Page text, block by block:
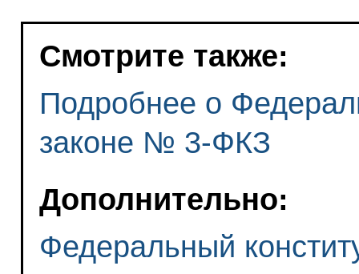
Смотрите также:
Подробнее о
законе № 3-ФКЗ
Дополнительно:
Федеральный